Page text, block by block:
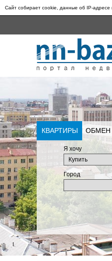
Сайт собирает cookie, данные об IP-адресе
КВАРТИРЫ ОБМЕН
Я хочу
Город